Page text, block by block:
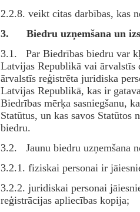
2.2.8. veikt citas darbības, kas
3. Biedru uzņemšana un
3.1. Par Biedrības biedru var
Latvijas Republikā vai
ārvalstīs reģistrēta juridiska
Latvijas Republikā, kas ir
Biedrības mērķa sasniegšanu,
Statūtus, un kas savos
biedru.
3.2. Jaunu biedru uzņemšana
3.2.1. fiziskai personai ir
3.2.2. juridiskai personai
reģistrācijas apliecības kopija;